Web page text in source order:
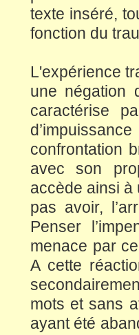
texte inséré,
fonction du
L'expérience
une négation
caractérise
confrontation
avec son
accède ainsi à
pas avoir,
Penser
menace par
A cette
mots et sans
ayant été